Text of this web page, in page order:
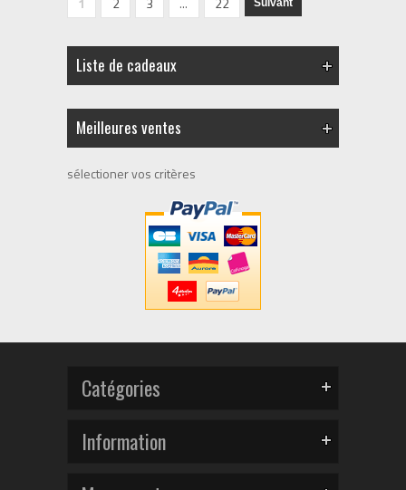
Suivant
Liste de cadeaux
Meilleures ventes
sélectioner vos critères
Catégories
Information